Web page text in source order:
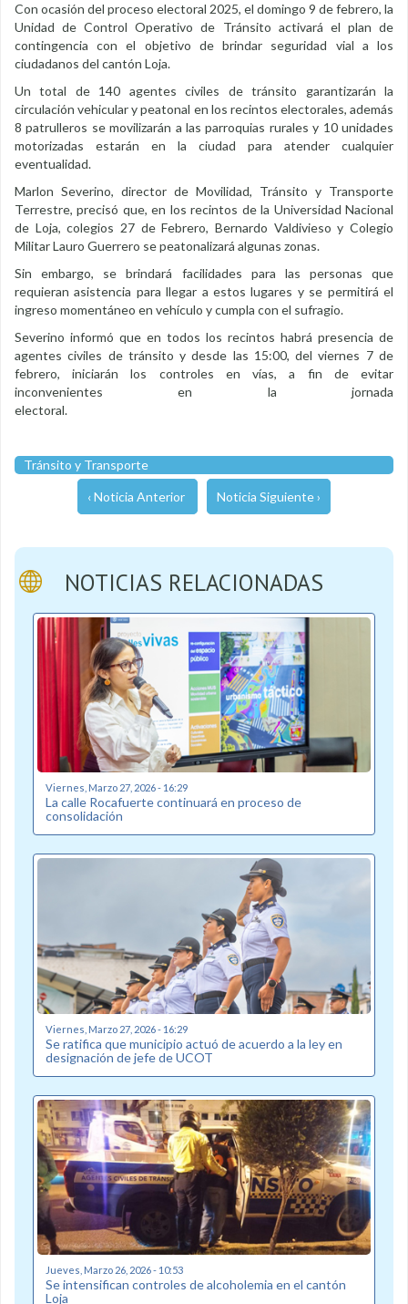
Con ocasión del proceso electoral 2025, el domingo 9 de febrero, la
Unidad de Control Operativo de Tránsito activará el plan de
contingencia con el objetivo de brindar seguridad vial a los
ciudadanos del cantón Loja.
Un total de 140 agentes civiles de tránsito garantizarán la
circulación vehicular y peatonal en los recintos electorales, además
8 patrulleros se movilizarán a las parroquias rurales y 10 unidades
motorizadas estarán en la ciudad para atender cualquier
eventualidad.
Marlon Severino, director de Movilidad, Tránsito y Transporte
Terrestre, precisó que, en los recintos de la Universidad Nacional
de Loja, colegios 27 de Febrero, Bernardo Valdivieso y Colegio
Militar Lauro Guerrero se peatonalizará algunas zonas.
Sin embargo, se brindará facilidades para las personas que
requieran asistencia para llegar a estos lugares y se permitirá el
ingreso momentáneo en vehículo y cumpla con el sufragio.
Severino informó que en todos los recintos habrá presencia de
agentes civiles de tránsito y desde las 15:00, del viernes 7 de
febrero, iniciarán los controles en vías, a fin de evitar
inconvenientes en la jornada
electoral.
Tránsito y Transporte
‹ Noticia Anterior Noticia Siguiente ›
NOTICIAS RELACIONADAS
Viernes, Marzo 27, 2026 - 16:29
La calle Rocafuerte continuará en proceso de
consolidación
Viernes, Marzo 27, 2026 - 16:29
Se ratifica que municipio actuó de acuerdo a la ley en
designación de jefe de UCOT
Jueves, Marzo 26, 2026 - 10:53
Se intensifican controles de alcoholemia en el cantón
Loja